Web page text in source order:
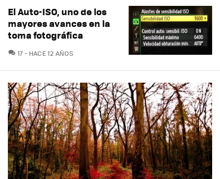
El Auto-ISO, uno de los
mayores avances en la
toma fotográfica
17COMENTARIOS
HACE 12 AÑOS